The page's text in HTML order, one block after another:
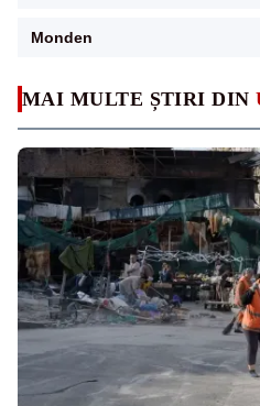
MAI MULTE ȘTIRI DIN
Monden